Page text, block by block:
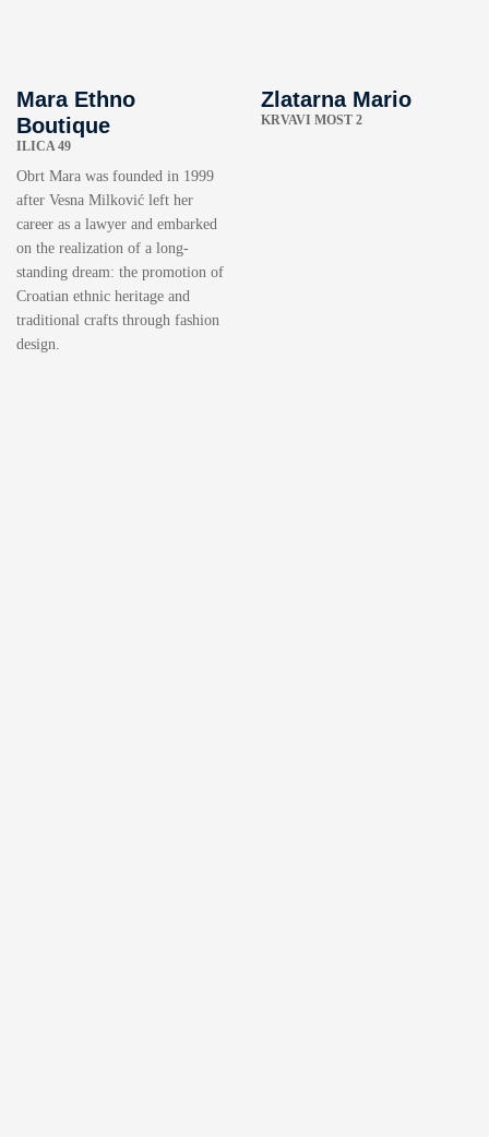
Mara Ethno
Boutique
ILICA 49
Obrt Mara was founded in 1999
after Vesna Milković left her
career as a lawyer and embarked
on the realization of a long-
standing dream: the promotion of
Croatian ethnic heritage and
traditional crafts through fashion
design.
Zlatarna Mario
KRVAVI MOST 2